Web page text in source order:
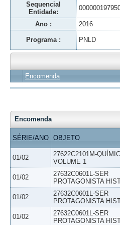
Sequencial
Entidade:
Ano : 2016
Programa : PNLD
Encomenda
Encomenda
SÉRIE/ANO OBJETO
01/02
27622C2101M-
VOLUME 1
01/02
27632C0601L-SER
PROTAGONISTA
01/02
27632C0601L-SER
PROTAGONISTA
01/02
27632C0601L-SER
PROTAGONISTA